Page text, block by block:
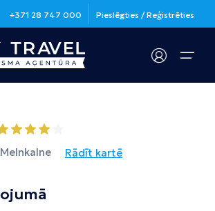
+371 28 747 000 Pieslēgties / Reģistrēties
informācijaRādīt kartē